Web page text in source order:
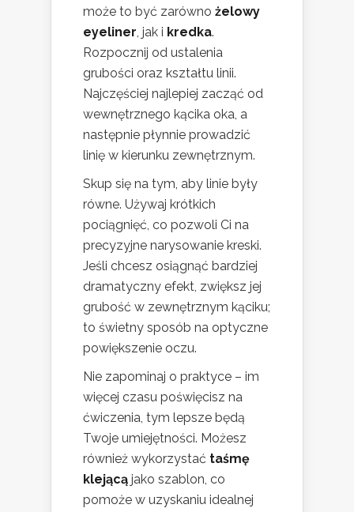
może to być zarówno żelowy
eyeliner, jak i kredka.
Rozpocznij od ustalenia
grubości oraz kształtu linii.
Najczęściej najlepiej zacząć od
wewnętrznego kącika oka, a
następnie płynnie prowadzić
linię w kierunku zewnętrznym.
Skup się na tym, aby linie były
równe. Używaj krótkich
pociągnięć, co pozwoli Ci na
precyzyjne narysowanie kreski.
Jeśli chcesz osiągnąć bardziej
dramatyczny efekt, zwiększ jej
grubość w zewnętrznym kąciku;
to świetny sposób na optyczne
powiększenie oczu.
Nie zapominaj o praktyce – im
więcej czasu poświęcisz na
ćwiczenia, tym lepsze będą
Twoje umiejętności. Możesz
również wykorzystać taśmę
klejącą jako szablon, co
pomoże w uzyskaniu idealnej